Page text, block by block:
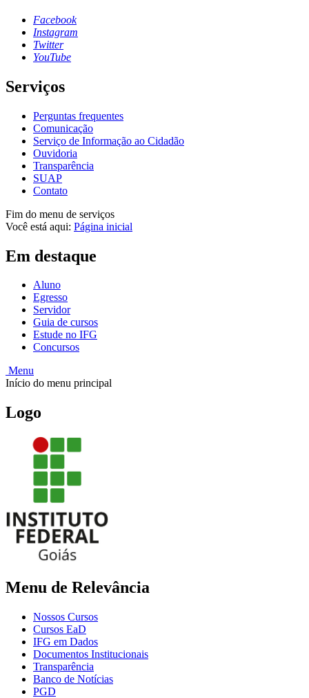
Facebook
Instagram
Twitter
YouTube
Serviços
Perguntas frequentes
Comunicação
Serviço de Informação ao Cidadão
Ouvidoria
Transparência
SUAP
Contato
Fim do menu de serviços
Você está aqui: Página inicial
Em destaque
Aluno
Egresso
Servidor
Guia de cursos
Estude no IFG
Concursos
Menu
Início do menu principal
Logo
Menu de Relevância
Nossos Cursos
Cursos EaD
IFG em Dados
Documentos Institucionais
Transparência
Banco de Notícias
PGD